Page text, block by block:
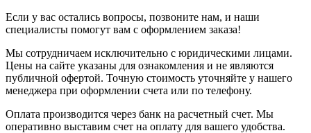
Если у вас остались вопросы, позвоните нам, и наши
специалисты помогут вам с оформлением заказа!
Мы сотрудничаем исключительно с юридическими лицами.
Цены на сайте указаны для ознакомления и не являются
публичной офертой. Точную стоимость уточняйте у нашего
менеджера при оформлении счета или по телефону.
Оплата производится через банк на расчетный счет. Мы
оперативно выставим счет на оплату для вашего удобства.